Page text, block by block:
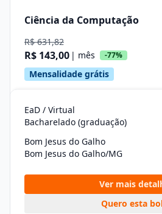
Ciência da Computação
R$ 631,82
R$ 143,00 | mês -77%
Mensalidade grátis
EaD / Virtual
Bacharelado (graduação)
Bom Jesus do Galho
Bom Jesus do Galho/MG
Ver mais
Quero esta